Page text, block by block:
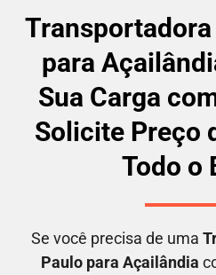
Transportadora
para
Sua Carga
Solicite Preço
Todo o
Se você precisa de uma
Paulo para Açailândia